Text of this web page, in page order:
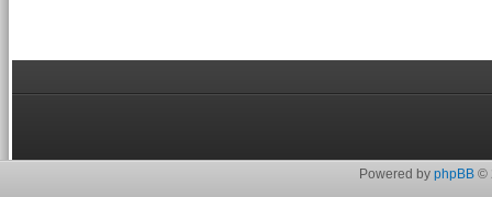
Powered by phpBB©